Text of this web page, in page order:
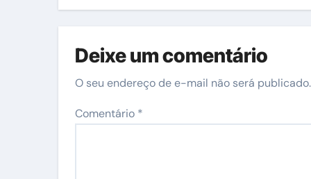
Deixe um comentário
O seu endereço de e-mail não será publicado.
Comentário *